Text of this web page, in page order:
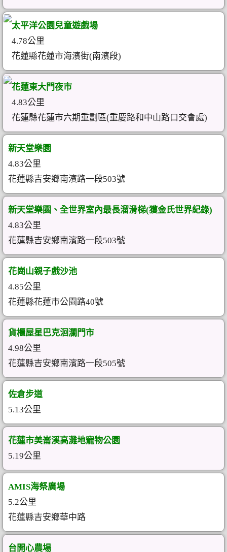
太平洋公園兒童遊戲場
4.78公里
花蓮縣花蓮市海濱街(南濱段)
花蓮東大門夜市
4.83公里
花蓮縣花蓮市六期重劃區(重慶路和中山路口交會處)
新天堂樂園
4.83公里
花蓮縣吉安鄉南濱路一段503號
新天堂樂園、全世界室內最長溜滑梯(獲金氏世界紀錄)
4.83公里
花蓮縣吉安鄉南濱路一段503號
花崗山親子戲沙池
4.85公里
花蓮縣花蓮市公園路40號
貨櫃屋星巴克洄瀾門市
4.98公里
花蓮縣吉安鄉南濱路一段505號
佐倉步道
5.13公里
花蓮市美崙溪高灘地寵物公園
5.19公里
AMIS海祭廣場
5.2公里
花蓮縣吉安鄉華中路
台開心農場